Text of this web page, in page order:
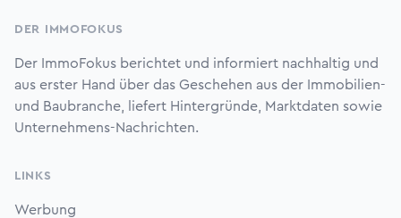
DER IMMOFOKUS
Der ImmoFokus berichtet und informiert nachhaltig und
aus erster Hand über das Geschehen aus der Immobilien-
und Baubranche, liefert Hintergründe, Marktdaten sowie
Unternehmens-Nachrichten.
LINKS
Werbung